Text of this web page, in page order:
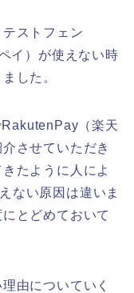
ストフェン
イ）が使えない時
した。
（楽天
させていただき
たように人によ
ない原因は違いま
とどめておいて
由についていく